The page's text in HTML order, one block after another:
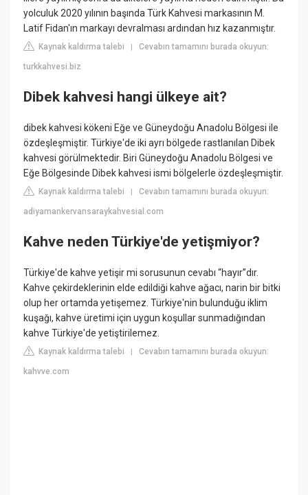
yolculuk 2020 yılının başında Türk Kahvesi markasının M.
Latif Fidan'ın markayı devralması ardından hız kazanmıştır.
Kaynak kaldırma talebi |Cevabın tamamını burada okuyun:
turkkahvesi.biz
Dibek kahvesi hangi ülkeye ait?
dibek kahvesi kökeni Eğe ve Güneydoğu Anadolu Bölgesi ile
özdeşleşmiştir. Türkiye'de iki ayrı bölgede rastlanılan Dibek
kahvesi görülmektedir. Biri Güneydoğu Anadolu Bölgesi ve
Eğe Bölgesinde Dibek kahvesi ismi bölgelerle özdeşleşmiştir.
Kaynak kaldırma talebi |Cevabın tamamını burada okuyun:
adiyamankervansaraykahvesial.com
Kahve neden Türkiye'de yetişmiyor?
Türkiye'de kahve yetişir mi sorusunun cevabı “hayır”dır.
Kahve çekirdeklerinin elde edildiği kahve ağacı, narin bir bitki
olup her ortamda yetişemez. Türkiye'nin bulunduğu iklim
kuşağı, kahve üretimi için uygun koşullar sunmadığından
kahve Türkiye'de yetiştirilemez.
Kaynak kaldırma talebi |Cevabın tamamını burada okuyun:
kahvve.com